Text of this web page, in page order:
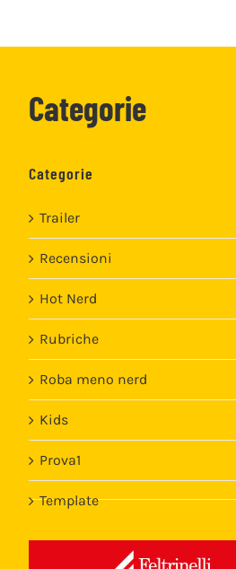
Categorie
Categorie
Trailer
Recensioni
Hot Nerd
Rubriche
Roba meno nerd
Kids
Prova1
Template